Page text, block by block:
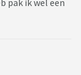
pak ik wel een